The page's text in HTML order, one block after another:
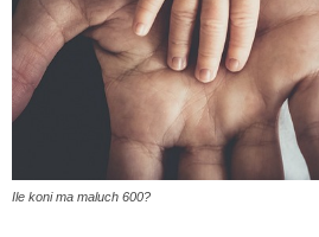
Ile koni ma maluch 600?